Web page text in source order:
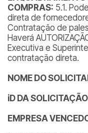
COMPRAS: 5.1.
direta de
Contratação de
Haverá
Executiva e
contratação direta.
NOME DO
iD DA
EMPRESA